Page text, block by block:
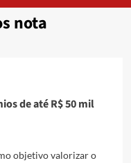
nota
de até R$ 50 mil
objetivo valorizar o